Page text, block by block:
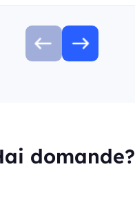
domande?